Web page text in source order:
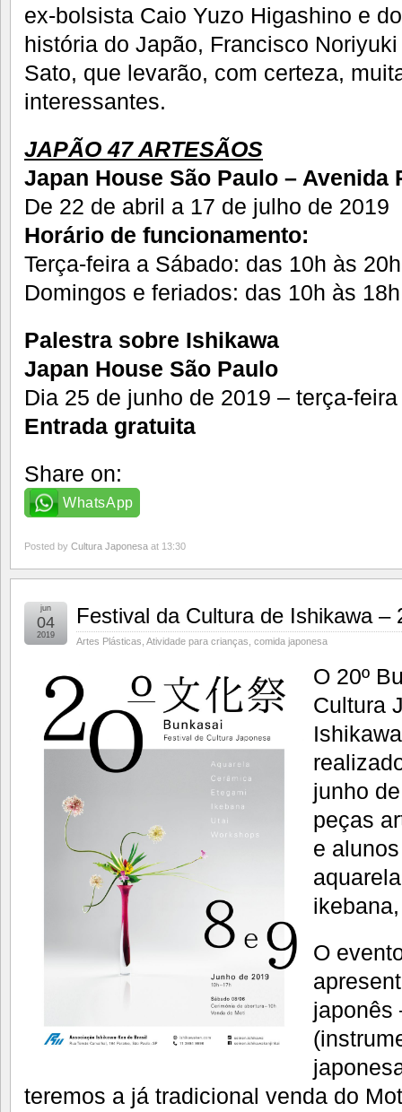
ex-bolsista Caio Yuzo Higashino e
história do Japão, Francisco
Sato, que levarão, com certeza,
interessantes.
JAPÃO 47 ARTESÃOS
Japan House São Paulo – Avenida
De 22 de abril a 17 de julho de 2019
Horário de funcionamento:
Terça-feira a Sábado: das 10h às 20h
Domingos e feriados: das 10h às 18h
Palestra sobre Ishikawa
Japan House São Paulo
Dia 25 de junho de 2019 – terça-
Entrada gratuita
Share on:
WhatsApp
Posted by Cultura Japonesa at 13:30
Festival da Cultura de Ishikawa –
Artes Plásticas Atividade para crianças comida japonesa
jun
04
2019
O 20º
Cultura
junho
peças
e
O
japonês
teremos a já tradicional venda do